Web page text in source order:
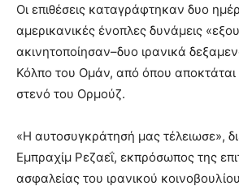
Οι επιθέσεις καταγράφτηκαν δυο
αμερικανικές ένοπλες δυνάμεις
ακινητοποίησαν–δυο ιρανικά
Κόλπο του Ομάν, από όπου
στενό του Ορμούζ.
«Η αυτοσυγκράτησή μας τέλειωσε»,
Εμπραχίμ Ρεζαεΐ, εκπρόσωπος της
ασφαλείας του ιρανικού